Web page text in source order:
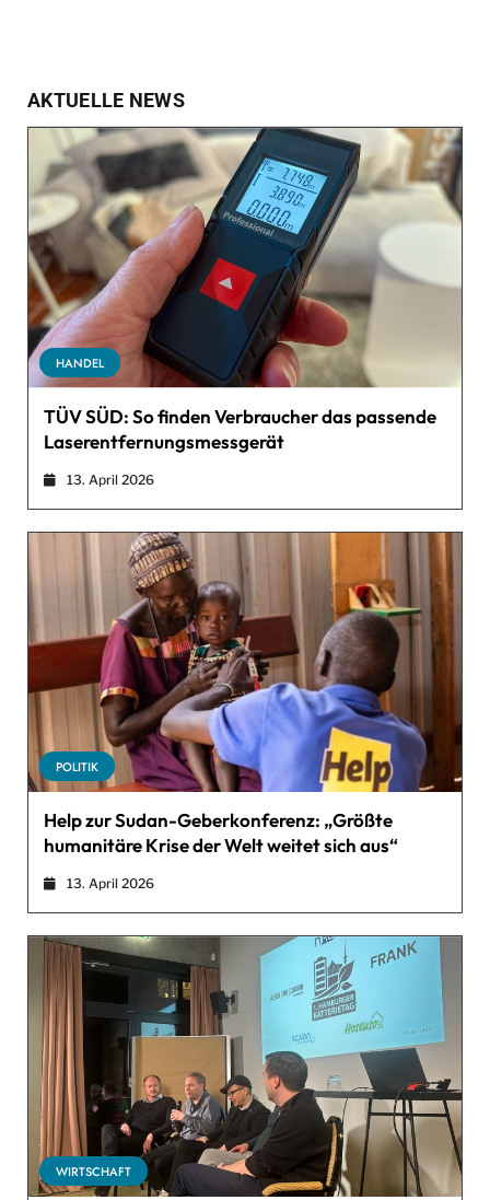
AKTUELLE NEWS
HANDEL
TÜV SÜD: So finden Verbraucher das passende
Laserentfernungsmessgerät
13. April 2026
POLITIK
Help zur Sudan-Geberkonferenz: „Größte
humanitäre Krise der Welt weitet sich aus“
13. April 2026
WIRTSCHAFT